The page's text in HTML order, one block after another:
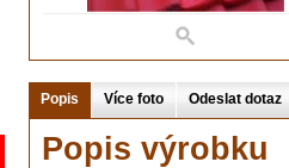
Popis Více foto Odeslat dotaz
Popis výrobku